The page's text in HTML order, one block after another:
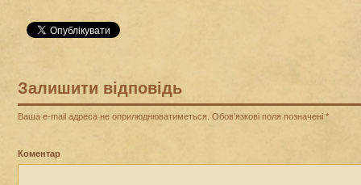
Залишити відповідь
Ваша e-mail адреса не оприлюднюватиметься. Обов’язкові поля позначені *
Коментар